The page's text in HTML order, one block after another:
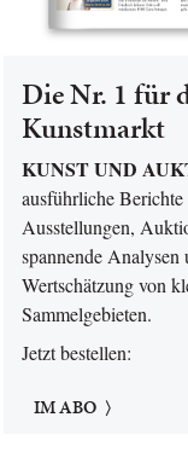
Die Nr. 1 für
Kunstmarkt
KUNST UND
ausführliche
Ausstellungen,
spannende Analysen
Wertschätzung von
Sammelgebieten.
Jetzt bestellen:
IM ABO